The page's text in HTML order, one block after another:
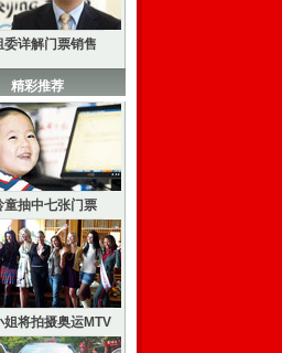
委详解门票销售
精彩推荐
童抽中七张门票
姐将拍摄奥运MTV